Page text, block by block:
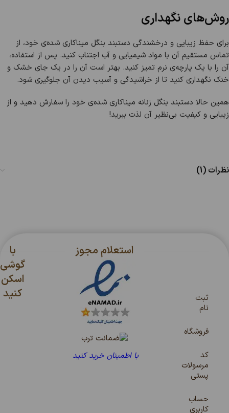
روش‌های نگهداری
برای حفظ زیبایی و درخشندگی دستبند بنگل میناکاری شده‌ی خود، از
تماس مستقیم آن با مواد شیمیایی و آب اجتناب کنید. پس از استفاده،
آن را با یک پارچه‌ی نرم تمیز کنید. بهتر است آن را در یک جای خشک و
خنک نگهداری کنید تا از خراشیدگی و آسیب دیدن آن جلوگیری شود.
همین حالا دستبند بنگل زنانه میناکاری شده‌ی خود را سفارش دهید و از
زیبایی و کیفیت بی‌نظیر آن لذت ببرید!
نظرات (1)
ثبت
نام
فروشگاه
کد
مرسولات
پستی
حساب
کاربری
استعلام مجوز
با اطمینان خرید کنید
با
گوشی
اسکن
کنید